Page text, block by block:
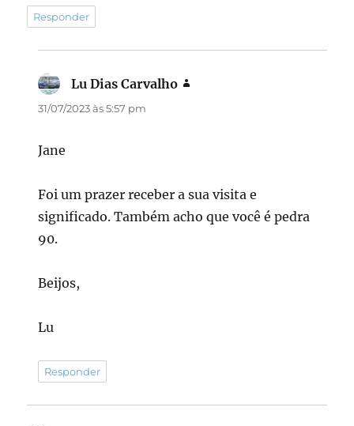
Responder
Lu Dias Carvalho
31/07/2023 às 5:57 pm
Jane
Foi um prazer receber a sua visita e
significado. Também acho que você é pedra
90.
Beijos,
Lu
Responder